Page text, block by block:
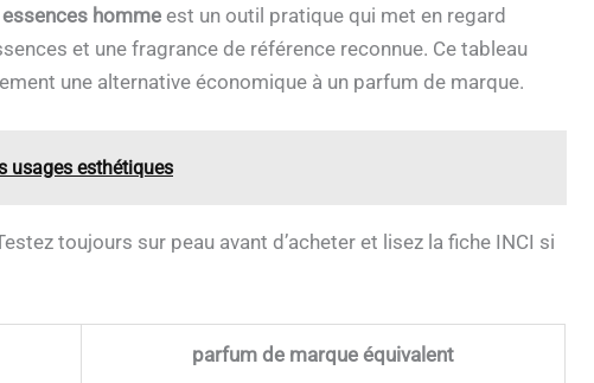
homme est un outil pratique qui met en regard
et une fragrance de référence reconnue. Ce tableau
une alternative économique à un parfum de marque.
usages esthétiques
toujours sur peau avant d’acheter et lisez la fiche INCI si
parfum de marque équivalent